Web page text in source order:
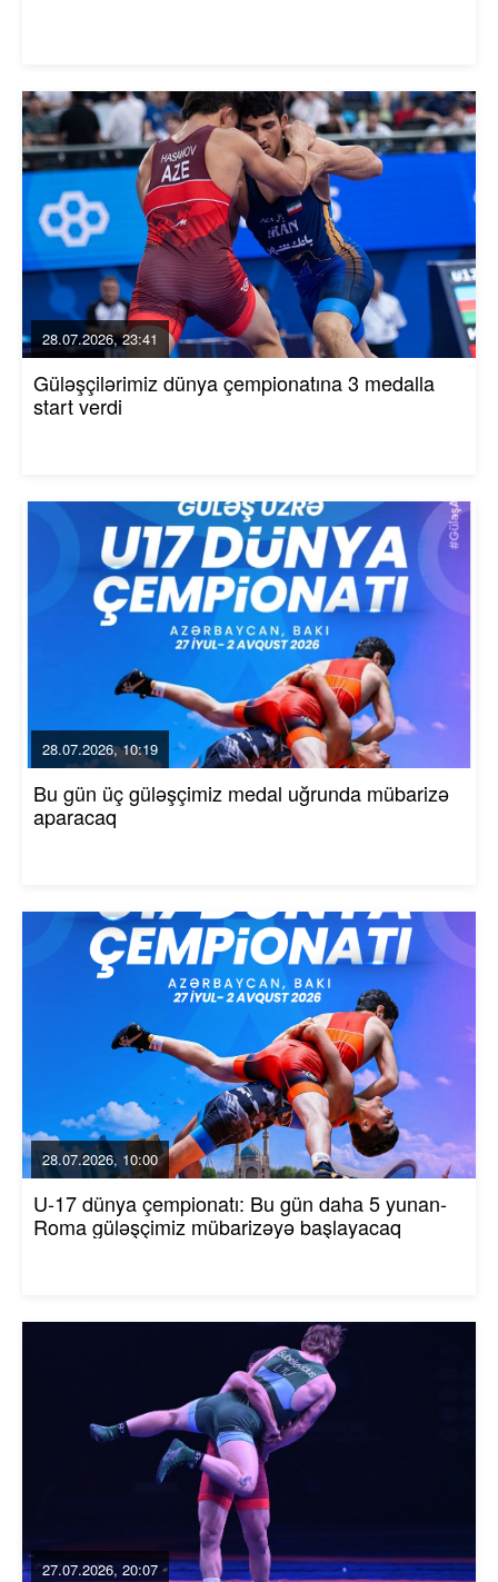
28.07.2026, 23:41
Güləşçilərimiz dünya çempionatına 3 medalla
start verdi
28.07.2026, 10:19
Bu gün üç güləşçimiz medal uğrunda mübarizə
aparacaq
28.07.2026, 10:00
U-17 dünya çempionatı: Bu gün daha 5 yunan-
Roma güləşçimiz mübarizəyə başlayacaq
27.07.2026, 20:07